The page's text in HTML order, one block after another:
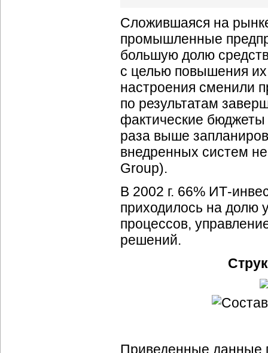
Сложившаяся на
промышленные
большую долю
с целью повышения
настроения сменили
по результатам
фактические
раза выше
внедренных систем
Group).
В 2002 г. 66% ИТ-
приходилось на долю
процессов,
решений.
Приведенные данные